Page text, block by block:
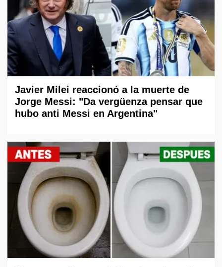
Javier Milei reaccionó a la muerte de
Jorge Messi: "Da vergüenza pensar que
hubo anti Messi en Argentina"